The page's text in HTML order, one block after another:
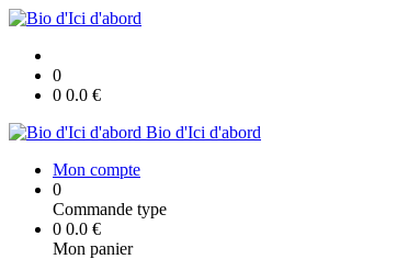
0
0 0.0 €
Bio d'Ici d'abord
Mon compte
0
Commande type
0 0.0 €
Mon panier